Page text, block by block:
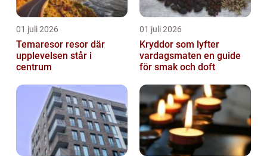
01 juli 2026
Temaresor resor där
upplevelsen står i
centrum
01 juli 2026
Kryddor som lyfter
vardagsmaten en guide
för smak och doft